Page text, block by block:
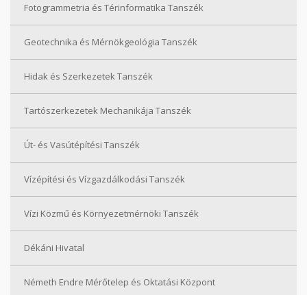
Fotogrammetria és Térinformatika Tanszék
Geotechnika és Mérnökgeológia Tanszék
Hidak és Szerkezetek Tanszék
Tartószerkezetek Mechanikája Tanszék
Út- és Vasútépítési Tanszék
Vízépítési és Vízgazdálkodási Tanszék
Vízi Közmű és Környezetmérnöki Tanszék
Dékáni Hivatal
Németh Endre Mérőtelep és Oktatási Központ